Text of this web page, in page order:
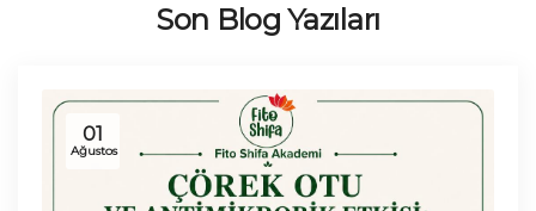
Son Blog Yazıları
01
Ağustos